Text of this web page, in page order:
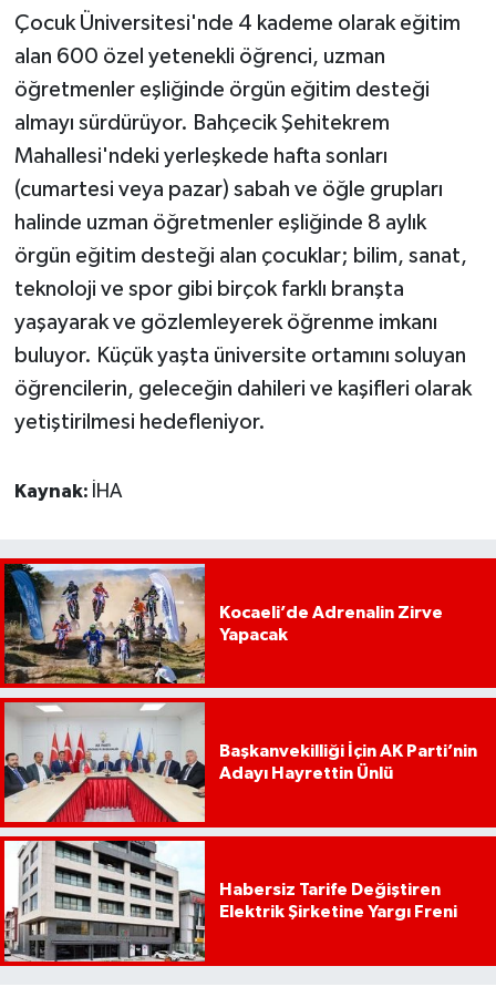
Çocuk Üniversitesi'nde 4 kademe olarak eğitim
alan 600 özel yetenekli öğrenci, uzman
öğretmenler eşliğinde örgün eğitim desteği
almayı sürdürüyor. Bahçecik Şehitekrem
Mahallesi'ndeki yerleşkede hafta sonları
(cumartesi veya pazar) sabah ve öğle grupları
halinde uzman öğretmenler eşliğinde 8 aylık
örgün eğitim desteği alan çocuklar; bilim, sanat,
teknoloji ve spor gibi birçok farklı branşta
yaşayarak ve gözlemleyerek öğrenme imkanı
buluyor. Küçük yaşta üniversite ortamını soluyan
öğrencilerin, geleceğin dahileri ve kaşifleri olarak
yetiştirilmesi hedefleniyor.
Kaynak: İHA
Kocaeli’de Adrenalin Zirve
Yapacak
Başkanvekilliği İçin AK Parti’nin
Adayı Hayrettin Ünlü
Habersiz Tarife Değiştiren
Elektrik Şirketine Yargı Freni